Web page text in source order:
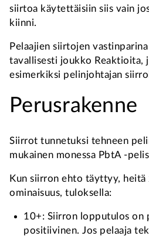
siirtoa käytettäisiin siis vain
kiinni.
Pelaajien siirtojen
tavallisesti joukko Reaktioita,
esimerkiksi pelinjohtajan
Perusrakenne
Siirrot tunnetuksi tehneen
mukainen monessa PbtA -
Kun siirron ehto täyttyy, heitä
ominaisuus, tuloksella:
10+: Siirron lopputulos on
positiivinen. Jos pelaaja